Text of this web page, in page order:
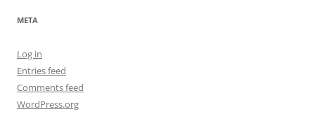
META
Log in
Entries feed
Comments feed
WordPress.org